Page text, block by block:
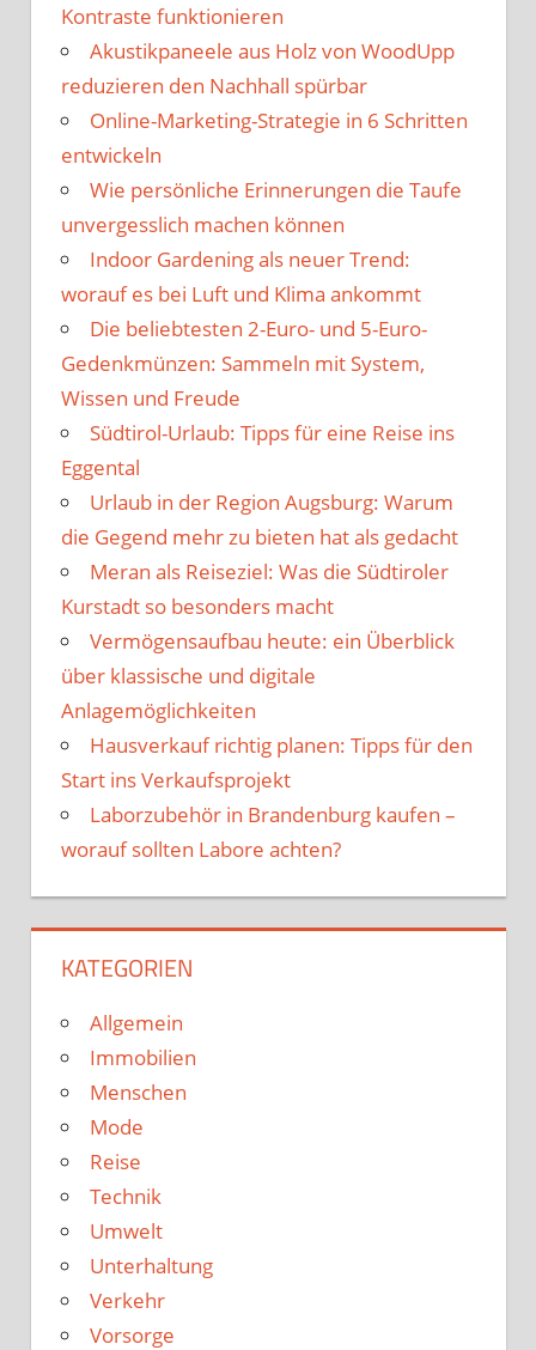
Kontraste funktionieren
Akustikpaneele aus Holz von WoodUpp
reduzieren den Nachhall spürbar
Online-Marketing-Strategie in 6 Schritten
entwickeln
Wie persönliche Erinnerungen die Taufe
unvergesslich machen können
Indoor Gardening als neuer Trend:
worauf es bei Luft und Klima ankommt
Die beliebtesten 2-Euro- und 5-Euro-
Gedenkmünzen: Sammeln mit System,
Wissen und Freude
Südtirol-Urlaub: Tipps für eine Reise ins
Eggental
Urlaub in der Region Augsburg: Warum
die Gegend mehr zu bieten hat als gedacht
Meran als Reiseziel: Was die Südtiroler
Kurstadt so besonders macht
Vermögensaufbau heute: ein Überblick
über klassische und digitale
Anlagemöglichkeiten
Hausverkauf richtig planen: Tipps für den
Start ins Verkaufsprojekt
Laborzubehör in Brandenburg kaufen –
worauf sollten Labore achten?
KATEGORIEN
Allgemein
Immobilien
Menschen
Mode
Reise
Technik
Umwelt
Unterhaltung
Verkehr
Vorsorge